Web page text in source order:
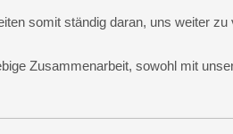
somit ständig daran, uns weiter zu
Zusammenarbeit, sowohl mit